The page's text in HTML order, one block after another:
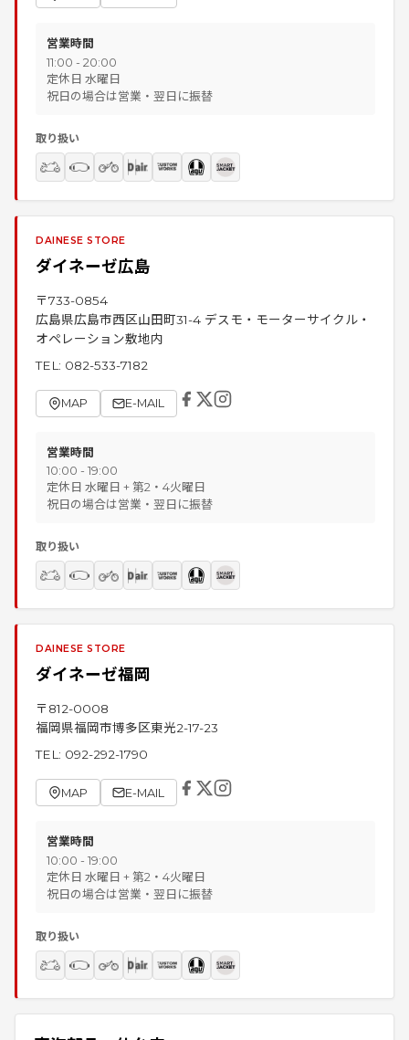
営業時間
11:00 - 20:00
定休日 水曜日
祝日の場合は営業・翌日に振替
取り扱い
DAINESE STORE
ダイネーゼ広島
〒733-0854
広島県広島市西区山田町31-4 デスモ・モーターサイクル・
オペレーション敷地内
TEL: 082-533-7182
MAP E-MAIL
営業時間
10:00 - 19:00
定休日 水曜日 + 第2・4火曜日
祝日の場合は営業・翌日に振替
取り扱い
DAINESE STORE
ダイネーゼ福岡
〒 812-0008
福岡県福岡市博多区東光2-17-23
TEL: 092-292-1790
MAP E-MAIL
営業時間
10:00 - 19:00
定休日 水曜日 + 第2・4火曜日
祝日の場合は営業・翌日に振替
取り扱い